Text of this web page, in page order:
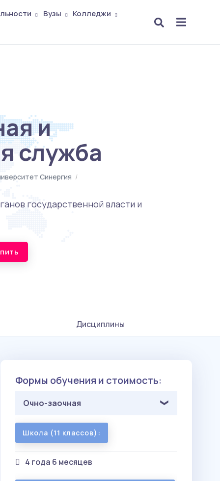
Вузы
Колледжи
и
служба
Синергия /
государственной власти и
Дисциплины
Формы обучения и стоимость:
Очно-заочная
Школа (11 классов):
4 года 6 месяцев